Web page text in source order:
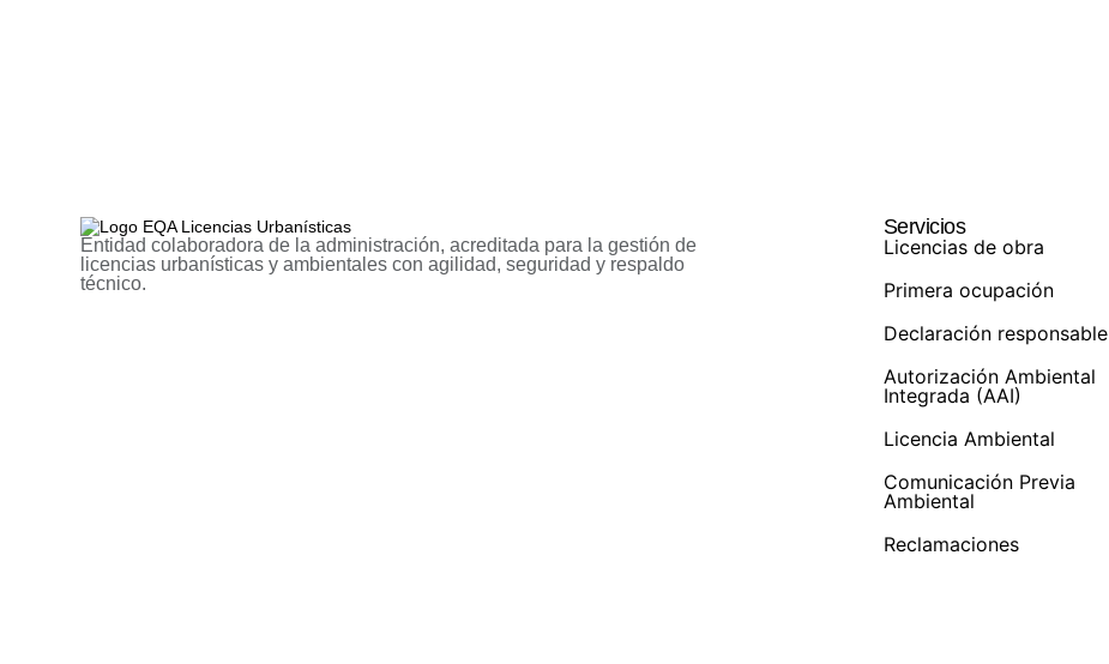
Entidad colaboradora de la administración, acreditada para la gestión de
licencias urbanísticas y ambientales con agilidad, seguridad y respaldo
técnico.
Servicios
Licencias de obra
Primera ocupación
Declaración responsable
Autorización Ambiental
Integrada (AAI)
Licencia Ambiental
Comunicación Previa
Ambiental
Reclamaciones